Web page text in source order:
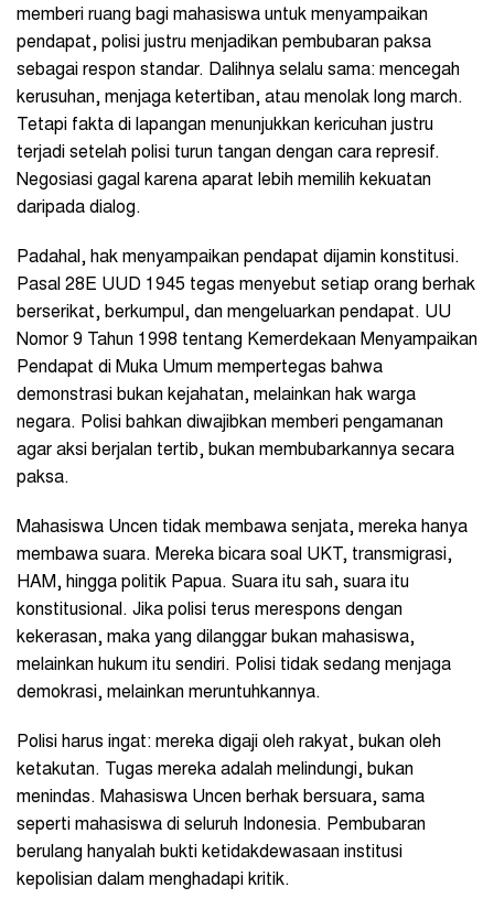
memberi ruang bagi mahasiswa untuk menyampaikan
pendapat, polisi justru menjadikan pembubaran paksa
sebagai respon standar. Dalihnya selalu sama: mencegah
kerusuhan, menjaga ketertiban, atau menolak long march.
Tetapi fakta di lapangan menunjukkan kericuhan justru
terjadi setelah polisi turun tangan dengan cara represif.
Negosiasi gagal karena aparat lebih memilih kekuatan
daripada dialog.
Padahal, hak menyampaikan pendapat dijamin konstitusi.
Pasal 28E UUD 1945 tegas menyebut setiap orang berhak
berserikat, berkumpul, dan mengeluarkan pendapat. UU
Nomor 9 Tahun 1998 tentang Kemerdekaan Menyampaikan
Pendapat di Muka Umum mempertegas bahwa
demonstrasi bukan kejahatan, melainkan hak warga
negara. Polisi bahkan diwajibkan memberi pengamanan
agar aksi berjalan tertib, bukan membubarkannya secara
paksa.
Mahasiswa Uncen tidak membawa senjata, mereka hanya
membawa suara. Mereka bicara soal UKT, transmigrasi,
HAM, hingga politik Papua. Suara itu sah, suara itu
konstitusional. Jika polisi terus merespons dengan
kekerasan, maka yang dilanggar bukan mahasiswa,
melainkan hukum itu sendiri. Polisi tidak sedang menjaga
demokrasi, melainkan meruntuhkannya.
Polisi harus ingat: mereka digaji oleh rakyat, bukan oleh
ketakutan. Tugas mereka adalah melindungi, bukan
menindas. Mahasiswa Uncen berhak bersuara, sama
seperti mahasiswa di seluruh Indonesia. Pembubaran
berulang hanyalah bukti ketidakdewasaan institusi
kepolisian dalam menghadapi kritik.